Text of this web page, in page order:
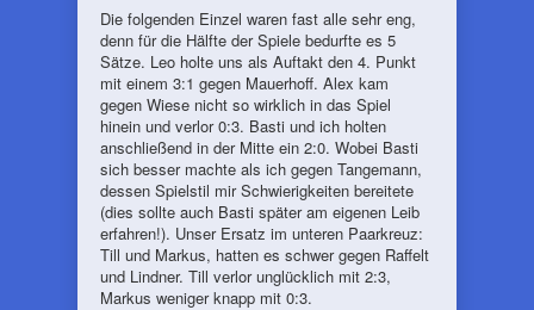
Die folgenden Einzel waren fast alle sehr eng,
denn für die Hälfte der Spiele bedurfte es 5
Sätze. Leo holte uns als Auftakt den 4. Punkt
mit einem 3:1 gegen Mauerhoff. Alex kam
gegen Wiese nicht so wirklich in das Spiel
hinein und verlor 0:3. Basti und ich holten
anschließend in der Mitte ein 2:0. Wobei Basti
sich besser machte als ich gegen Tangemann,
dessen Spielstil mir Schwierigkeiten bereitete
(dies sollte auch Basti später am eigenen Leib
erfahren!). Unser Ersatz im unteren Paarkreuz:
Till und Markus, hatten es schwer gegen Raffelt
und Lindner. Till verlor unglücklich mit 2:3,
Markus weniger knapp mit 0:3.